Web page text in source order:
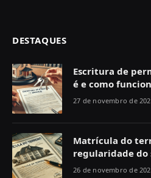
DESTAQUES
Escritura de
é e como
27 de novembro de
Matrícula do
regularidade do
26 de novembro de